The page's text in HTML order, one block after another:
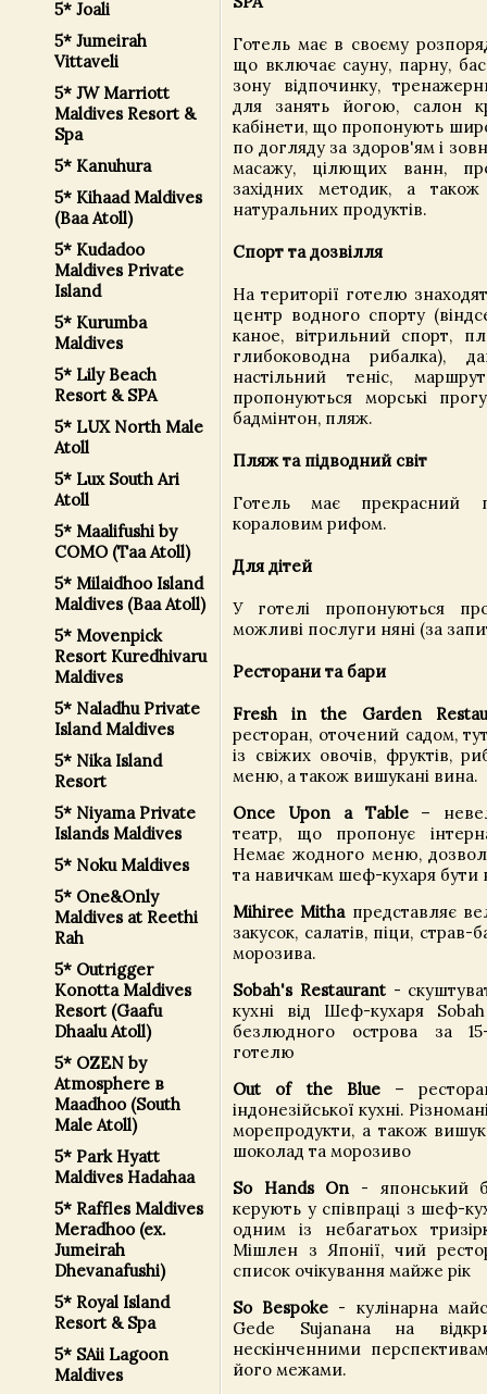
5* Joali
5* Jumeirah
Vittaveli
5* JW Marriott
Maldives Resort &
Spa
5* Kanuhura
5* Kihaad Maldives
(Baa Atoll)
5* Kudadoo
Maldives Private
Island
5* Kurumba
Maldives
5* Lily Beach
Resort & SPA
5* LUX North Male
Atoll
5* Lux South Ari
Atoll
5* Maalifushi by
COMO (Taa Atoll)
5* Milaidhoo Island
Maldives (Baa Atoll)
5* Movenpick
Resort Kuredhivaru
Maldives
5* Naladhu Private
Island Maldives
5* Nika Island
Resort
5* Niyama Private
Islands Maldives
5* Noku Maldives
5* One&Only
Maldives at Reethi
Rah
5* Outrigger
Konotta Maldives
Resort (Gaafu
Dhaalu Atoll)
5* OZEN by
Atmosphere в
Maadhoo (South
Male Atoll)
5* Park Hyatt
Maldives Hadahaa
5* Raffles Maldives
Meradhoo (ex.
Jumeirah
Dhevanafushi)
5* Royal Island
Resort & Spa
5* SAii Lagoon
Maldives
Готель має в своєму
що включає сауну, парну,
зону відпочинку,
для занять йогою, салон
кабінети, що пропонують
по догляду за здоров'ям і
масажу, цілющих ванн,
західних методик, а
натуральних продуктів.
Спорт та дозвілля
На території готелю
центр водного спорту
каное, вітрильний спорт,
глибоководна рибалка),
настільний теніс,
пропонуються морські
бадмінтон, пляж.
Пляж та підводний світ
Готель має
кораловим рифом.
Для дітей
У готелі пропонуються
можливі послуги няні (за
Ресторани та бари
Fresh in the Garden
ресторан, оточений садом,
із свіжих овочів, фруктів,
меню, а також вишукані вина.
Once Upon a Table–
театр, що пропонує
Немає жодного меню,
та навичкам шеф-кухаря бути
Mihiree Mithaпредставляє
закусок, салатів, піци, страв-
морозива.
Sobah's Restaurant-
кухні від Шеф-кухаря
безлюдного острова за
готелю
Out of the Blue–
індонезійської кухні.
морепродукти, а також
шоколад та морозиво
So Hands On - японський
керують у співпраці з шеф-
одним із небагатьох
Мішлен з Японії, чий
список очікування майже рік
So Bespoke - кулінарна
Gede Sujanaна на
нескінченними
його межами.